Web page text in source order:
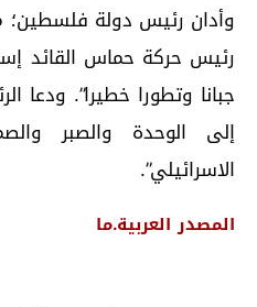
وأدان رئيس دولة فلسطين؛
رئيس حركة حماس القائد
جبانا وتطورا خطيرا”. ودعا
إلى الوحدة والصبر
الاسرائيلي”.
المصدر العربية.ما